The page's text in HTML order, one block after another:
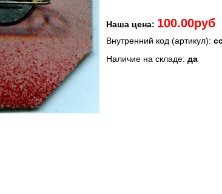
Наша цена: 100.00руб
Внутренний код (артикул):
Наличие на складе: да